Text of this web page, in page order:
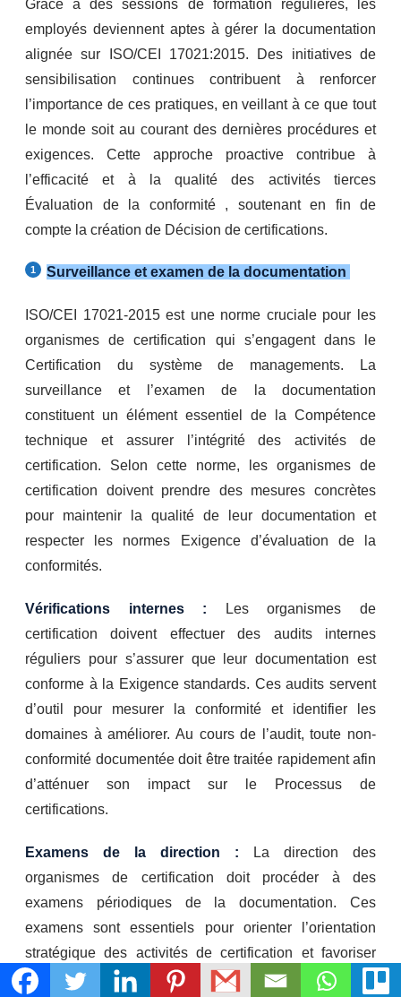
Grâce à des sessions de formation régulières, les
employés deviennent aptes à gérer la documentation
alignée sur ISO/CEI 17021:2015. Des initiatives de
sensibilisation continues contribuent à renforcer
l’importance de ces pratiques, en veillant à ce que tout
le monde soit au courant des dernières procédures et
exigences. Cette approche proactive contribue à
l’efficacité et à la qualité des activités tierces
Évaluation de la conformité , soutenant en fin de
compte la création de Décision de certifications.
Surveillance et examen de la documentation
ISO/CEI 17021-2015 est une norme cruciale pour les
organismes de certification qui s’engagent dans le
Certification du système de managements. La
surveillance et l’examen de la documentation
constituent un élément essentiel de la Compétence
technique et assurer l’intégrité des activités de
certification. Selon cette norme, les organismes de
certification doivent prendre des mesures concrètes
pour maintenir la qualité de leur documentation et
respecter les normes Exigence d’évaluation de la
conformités.
Vérifications internes : Les organismes de
certification doivent effectuer des audits internes
réguliers pour s’assurer que leur documentation est
conforme à la Exigence standards. Ces audits servent
d’outil pour mesurer la conformité et identifier les
domaines à améliorer. Au cours de l’audit, toute non-
conformité documentée doit être traitée rapidement afin
d’atténuer son impact sur le Processus de
certifications.
Examens de la direction : La direction des
organismes de certification doit procéder à des
examens périodiques de la documentation. Ces
examens sont essentiels pour orienter l’orientation
stratégique des activités de certification et favoriser
l’amélioration continue des systèmes.